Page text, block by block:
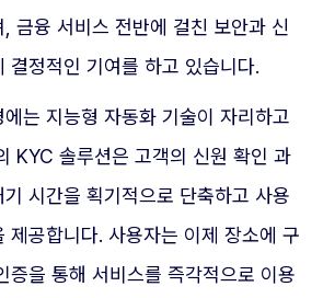
금융 서비스 전반에 걸친 보안과 신
결정적인 기여를 하고 있습니다.
는 지능형 자동화 기술이 자리하고
KYC 솔루션은 고객의 신원 확인 과
시간을 획기적으로 단축하고 사용
제공합니다. 사용자는 이제 장소에 구
증을 통해 서비스를 즉각적으로 이용